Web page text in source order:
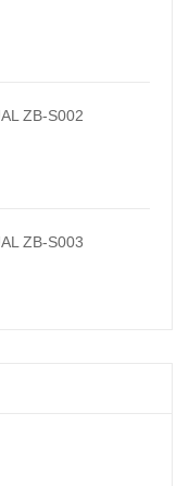
ZB-S002
ZB-S003